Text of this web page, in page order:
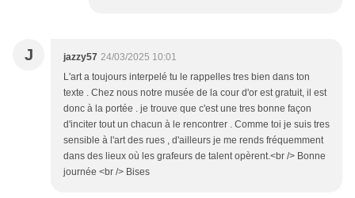
J jazzy57 24/03/2025 10:01
L'art a toujours interpelé tu le rappelles tres bien dans ton
texte . Chez nous notre musée de la cour d'or est gratuit, il est
donc à la portée . je trouve que c'est une tres bonne façon
d'inciter tout un chacun à le rencontrer . Comme toi je suis tres
sensible à l'art des rues , d'ailleurs je me rends fréquemment
dans des lieux où les grafeurs de talent opèrent.<br /> Bonne
journée <br /> Bises